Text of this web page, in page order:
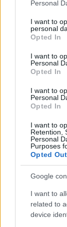
not limited to
grant or deny
use your data
consent section.
Personal
I want to
personal
Opted In
I want to
Personal
Opted In
I want to
Personal
Opted In
I want to
Retention,
Personal
Purposes
Opted Out
Google
I want to
related to
device
MAGYAR ÉPÍTŐK
Belváros-Lipótváros
Város-Teampannon
Újragondolják
Indulhat a
klímatudatos